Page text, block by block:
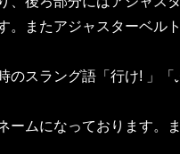
。またアジャスターベル
のスラング語「行け! 」
ームになっております。